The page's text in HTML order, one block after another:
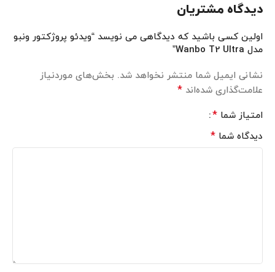
دیدگاه مشتریان
اولین کسی باشید که دیدگاهی می نویسد “ویدئو پروژکتور ونبو
مدل Wanbo T2 Ultra”
نشانی ایمیل شما منتشر نخواهد شد. بخش‌های موردنیاز
علامت‌گذاری شده‌اند *
امتیاز شما *
دیدگاه شما *